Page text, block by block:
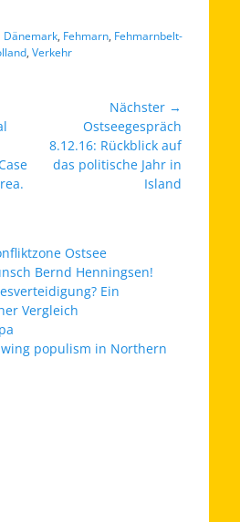
Dänemark, Fehmarn, Fehmarnbelt-
, Verkehr
Nächster →
Nächster
Beitrag:
Ostseegespräch
8.12.16: Rückblick auf
das politische Jahr in
Island
Ostsee
Bernd Henningsen!
Ein
Vergleich
wing populism in Northern